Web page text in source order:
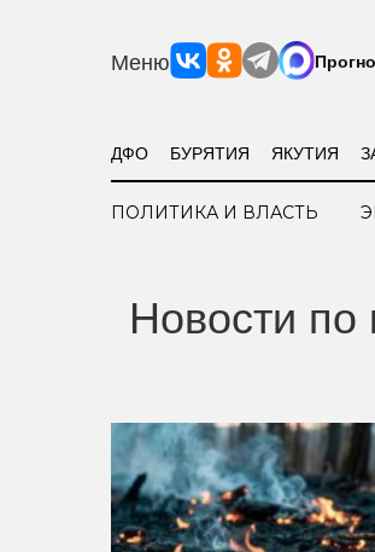
Меню
ДФО БУРЯТИЯ ЯКУТИЯ
ПОЛИТИКА И ВЛАСТЬ
Новости по